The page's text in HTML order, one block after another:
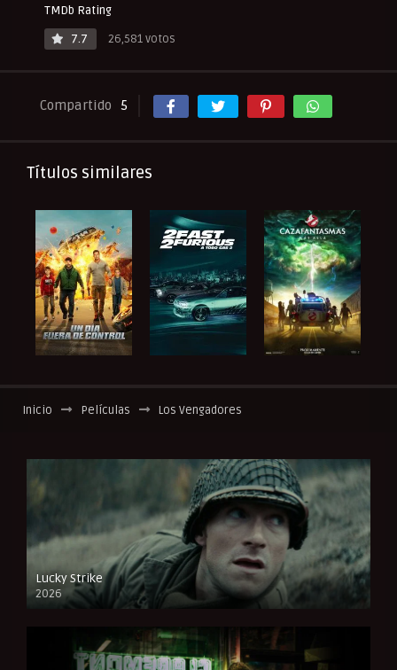
TMDb Rating
7.7
26,581 votos
Compartido 5
Títulos similares
Inicio Películas Los Vengadores
Lucky Strike
2026
FULL HD